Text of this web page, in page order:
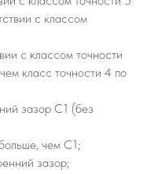
с классом
с классом точности
класс точности 4 по
зазор C1 (без
чем C1;
зазор;